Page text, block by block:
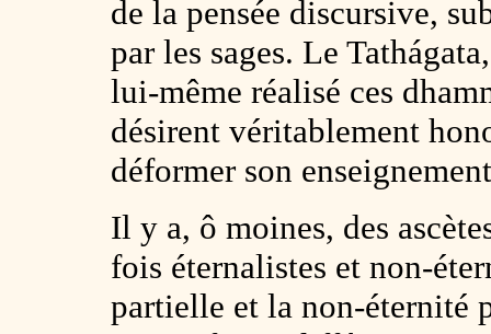
de la pensée discursive,
par les sages. Le
lui-même réalisé ces
désirent véritablement
déformer son
Il y a, ô moines, des
fois éternalistes et non-
partielle et la non-éternité